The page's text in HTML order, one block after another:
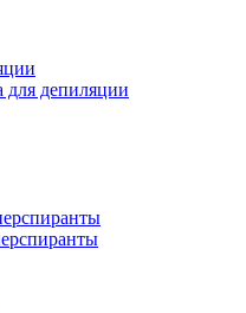
для депиляции